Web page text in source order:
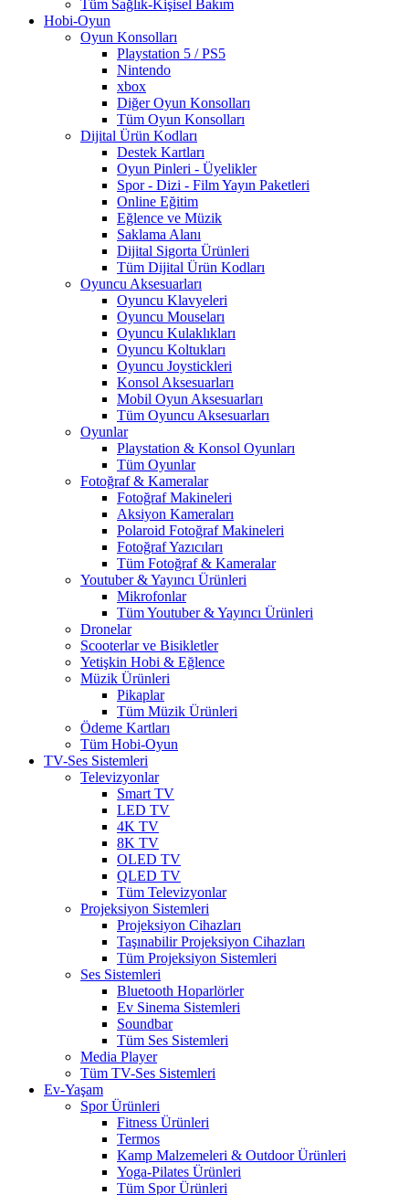
Tüm Sağlık-Kişisel Bakım
Hobi-Oyun
Oyun Konsolları
Playstation 5 / PS5
Nintendo
xbox
Diğer Oyun Konsolları
Tüm Oyun Konsolları
Dijital Ürün Kodları
Destek Kartları
Oyun Pinleri - Üyelikler
Spor - Dizi - Film Yayın Paketleri
Online Eğitim
Eğlence ve Müzik
Saklama Alanı
Dijital Sigorta Ürünleri
Tüm Dijital Ürün Kodları
Oyuncu Aksesuarları
Oyuncu Klavyeleri
Oyuncu Mouseları
Oyuncu Kulaklıkları
Oyuncu Koltukları
Oyuncu Joystickleri
Konsol Aksesuarları
Mobil Oyun Aksesuarları
Tüm Oyuncu Aksesuarları
Oyunlar
Playstation & Konsol Oyunları
Tüm Oyunlar
Fotoğraf & Kameralar
Fotoğraf Makineleri
Aksiyon Kameraları
Polaroid Fotoğraf Makineleri
Fotoğraf Yazıcıları
Tüm Fotoğraf & Kameralar
Youtuber & Yayıncı Ürünleri
Mikrofonlar
Tüm Youtuber & Yayıncı Ürünleri
Dronelar
Scooterlar ve Bisikletler
Yetişkin Hobi & Eğlence
Müzik Ürünleri
Pikaplar
Tüm Müzik Ürünleri
Ödeme Kartları
Tüm Hobi-Oyun
TV-Ses Sistemleri
Televizyonlar
Smart TV
LED TV
4K TV
8K TV
OLED TV
QLED TV
Tüm Televizyonlar
Projeksiyon Sistemleri
Projeksiyon Cihazları
Taşınabilir Projeksiyon Cihazları
Tüm Projeksiyon Sistemleri
Ses Sistemleri
Bluetooth Hoparlörler
Ev Sinema Sistemleri
Soundbar
Tüm Ses Sistemleri
Media Player
Tüm TV-Ses Sistemleri
Ev-Yaşam
Spor Ürünleri
Fitness Ürünleri
Termos
Kamp Malzemeleri & Outdoor Ürünleri
Yoga-Pilates Ürünleri
Tüm Spor Ürünleri